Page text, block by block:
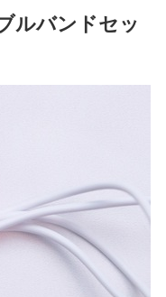
ルバンドセッ